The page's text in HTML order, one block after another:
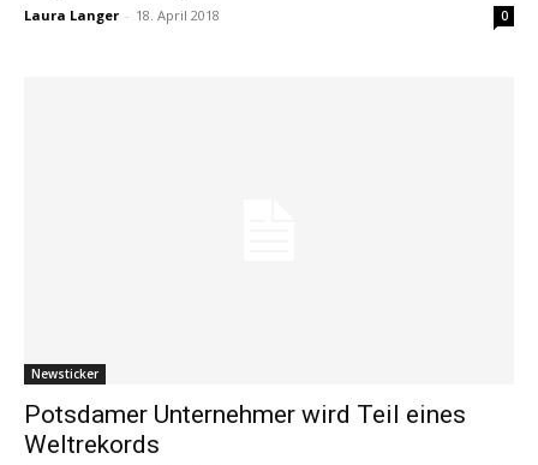
Laura Langer - 18. April 2018 0
Newsticker
Potsdamer Unternehmer wird Teil eines
Weltrekords